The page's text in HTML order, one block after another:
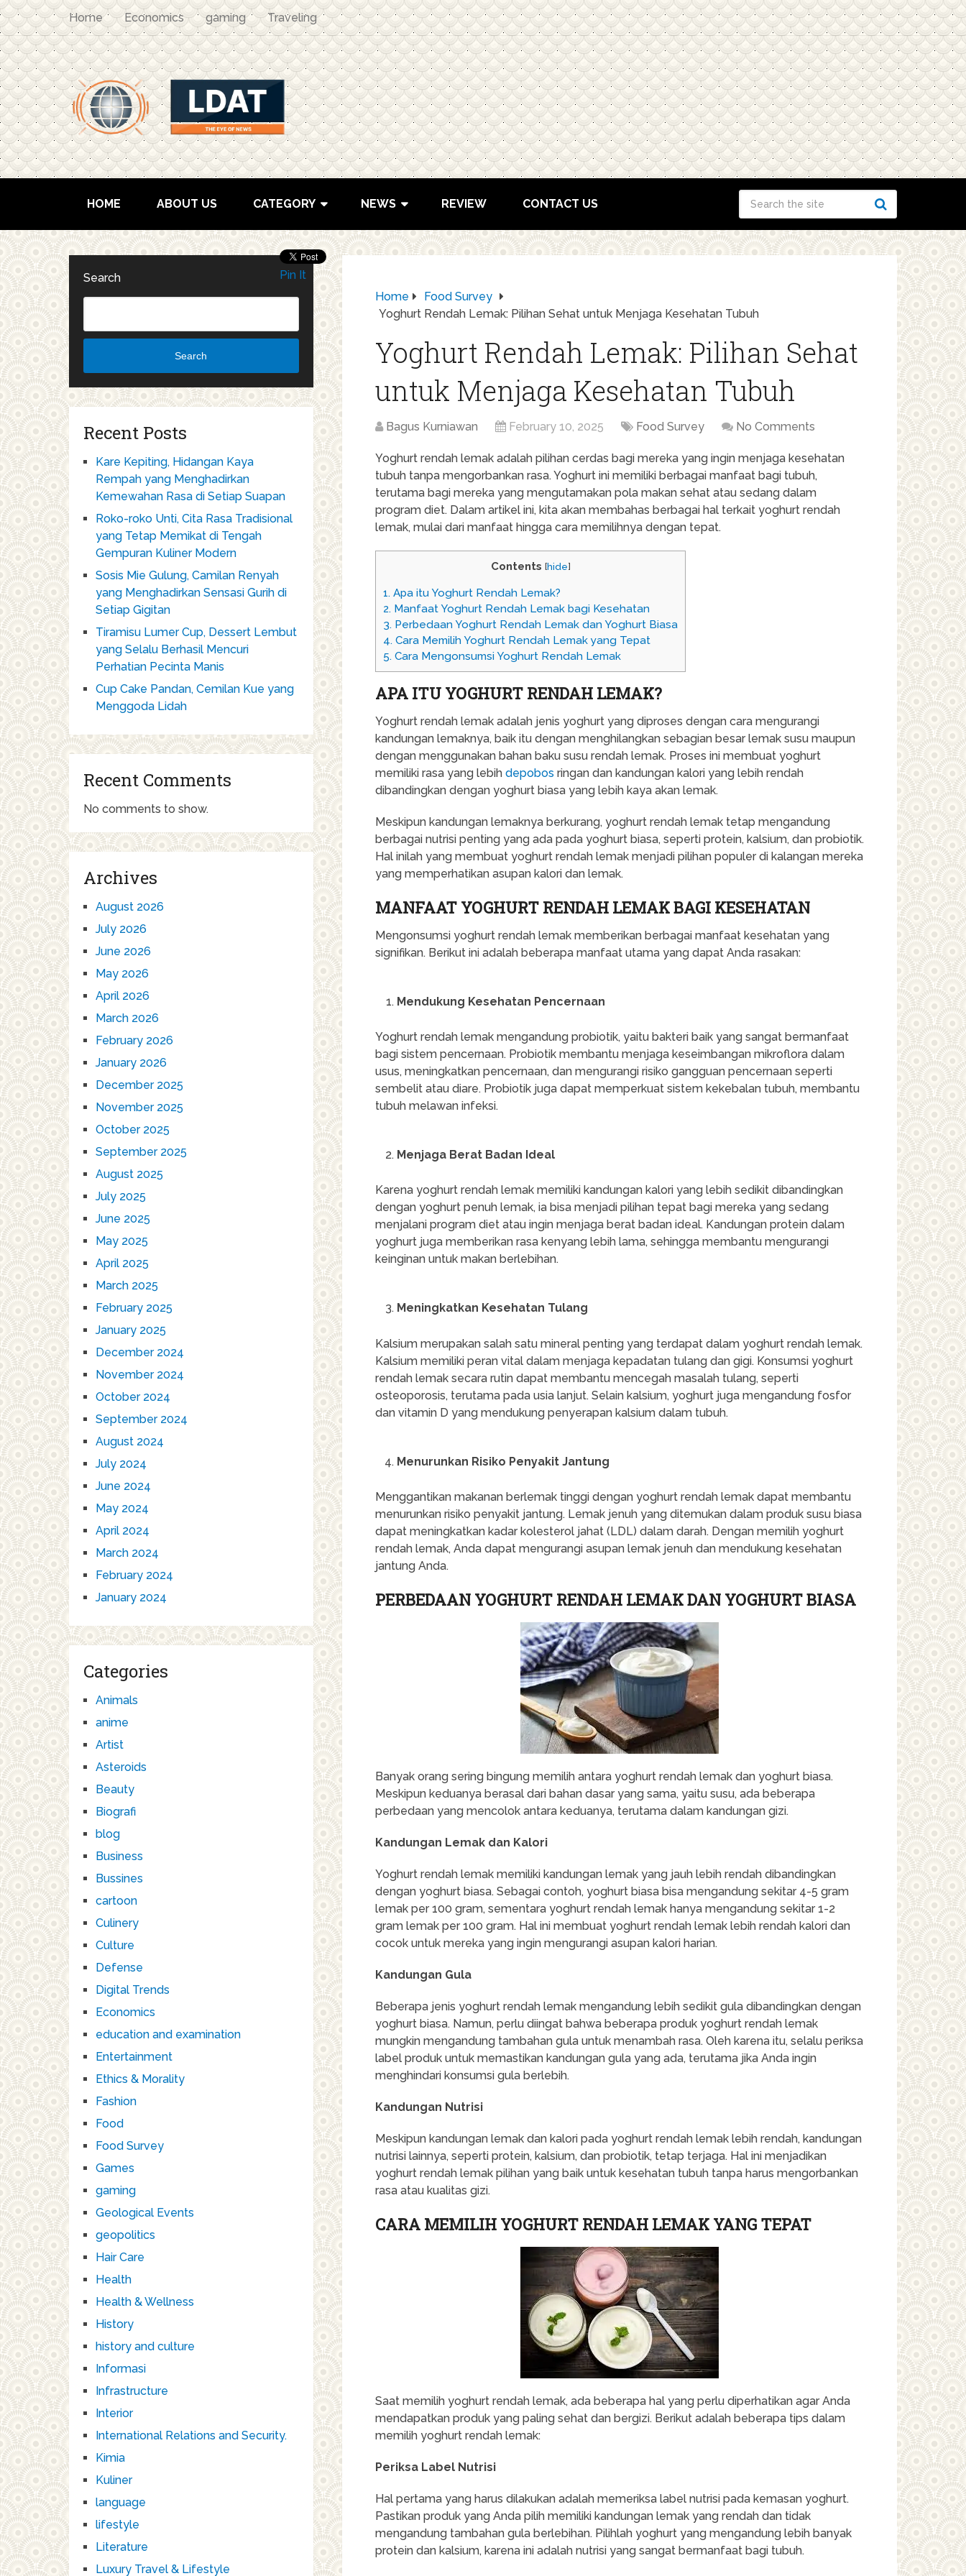
Home Economics gaming Traveling
HOME ABOUT US CATEGORY NEWS REVIEW CONTACT US
Home
Food Survey
Yoghurt Rendah Lemak: Pilihan Sehat untuk Menjaga Kesehatan Tubuh
Yoghurt Rendah Lemak: Pilihan Sehat
untuk Menjaga Kesehatan Tubuh
Bagus Kurniawan February 10, 2025 Food Survey No Comments
Yoghurt rendah lemak adalah pilihan cerdas bagi mereka yang ingin menjaga kesehatan
tubuh tanpa mengorbankan rasa. Yoghurt ini memiliki berbagai manfaat bagi tubuh,
terutama bagi mereka yang mengutamakan pola makan sehat atau sedang dalam
program diet. Dalam artikel ini, kita akan membahas berbagai hal terkait yoghurt rendah
lemak, mulai dari manfaat hingga cara memilihnya dengan tepat.
Contents [hide]
1. Apa itu Yoghurt Rendah Lemak?
2. Manfaat Yoghurt Rendah Lemak bagi Kesehatan
3. Perbedaan Yoghurt Rendah Lemak dan Yoghurt Biasa
4. Cara Memilih Yoghurt Rendah Lemak yang Tepat
5. Cara Mengonsumsi Yoghurt Rendah Lemak
APA ITU YOGHURT RENDAH LEMAK?
Yoghurt rendah lemak adalah jenis yoghurt yang diproses dengan cara mengurangi
kandungan lemaknya, baik itu dengan menghilangkan sebagian besar lemak susu maupun
dengan menggunakan bahan baku susu rendah lemak. Proses ini membuat yoghurt
memiliki rasa yang lebih depobos ringan dan kandungan kalori yang lebih rendah
dibandingkan dengan yoghurt biasa yang lebih kaya akan lemak.
Meskipun kandungan lemaknya berkurang, yoghurt rendah lemak tetap mengandung
berbagai nutrisi penting yang ada pada yoghurt biasa, seperti protein, kalsium, dan probiotik.
Hal inilah yang membuat yoghurt rendah lemak menjadi pilihan populer di kalangan mereka
yang memperhatikan asupan kalori dan lemak.
MANFAAT YOGHURT RENDAH LEMAK BAGI KESEHATAN
Mengonsumsi yoghurt rendah lemak memberikan berbagai manfaat kesehatan yang
signifikan. Berikut ini adalah beberapa manfaat utama yang dapat Anda rasakan:
Mendukung Kesehatan Pencernaan
Yoghurt rendah lemak mengandung probiotik, yaitu bakteri baik yang sangat bermanfaat
bagi sistem pencernaan. Probiotik membantu menjaga keseimbangan mikroflora dalam
usus, meningkatkan pencernaan, dan mengurangi risiko gangguan pencernaan seperti
sembelit atau diare. Probiotik juga dapat memperkuat sistem kekebalan tubuh, membantu
tubuh melawan infeksi.
Menjaga Berat Badan Ideal
Karena yoghurt rendah lemak memiliki kandungan kalori yang lebih sedikit dibandingkan
dengan yoghurt penuh lemak, ia bisa menjadi pilihan tepat bagi mereka yang sedang
menjalani program diet atau ingin menjaga berat badan ideal. Kandungan protein dalam
yoghurt juga memberikan rasa kenyang lebih lama, sehingga membantu mengurangi
keinginan untuk makan berlebihan.
Meningkatkan Kesehatan Tulang
Kalsium merupakan salah satu mineral penting yang terdapat dalam yoghurt rendah lemak.
Kalsium memiliki peran vital dalam menjaga kepadatan tulang dan gigi. Konsumsi yoghurt
rendah lemak secara rutin dapat membantu mencegah masalah tulang, seperti
osteoporosis, terutama pada usia lanjut. Selain kalsium, yoghurt juga mengandung fosfor
dan vitamin D yang mendukung penyerapan kalsium dalam tubuh.
Menurunkan Risiko Penyakit Jantung
Menggantikan makanan berlemak tinggi dengan yoghurt rendah lemak dapat membantu
menurunkan risiko penyakit jantung. Lemak jenuh yang ditemukan dalam produk susu biasa
dapat meningkatkan kadar kolesterol jahat (LDL) dalam darah. Dengan memilih yoghurt
rendah lemak, Anda dapat mengurangi asupan lemak jenuh dan mendukung kesehatan
jantung Anda.
PERBEDAAN YOGHURT RENDAH LEMAK DAN YOGHURT BIASA
Banyak orang sering bingung memilih antara yoghurt rendah lemak dan yoghurt biasa.
Meskipun keduanya berasal dari bahan dasar yang sama, yaitu susu, ada beberapa
perbedaan yang mencolok antara keduanya, terutama dalam kandungan gizi.
Kandungan Lemak dan Kalori
Yoghurt rendah lemak memiliki kandungan lemak yang jauh lebih rendah dibandingkan
dengan yoghurt biasa. Sebagai contoh, yoghurt biasa bisa mengandung sekitar 4-5 gram
lemak per 100 gram, sementara yoghurt rendah lemak hanya mengandung sekitar 1-2
gram lemak per 100 gram. Hal ini membuat yoghurt rendah lemak lebih rendah kalori dan
cocok untuk mereka yang ingin mengurangi asupan kalori harian.
Kandungan Gula
Beberapa jenis yoghurt rendah lemak mengandung lebih sedikit gula dibandingkan dengan
yoghurt biasa. Namun, perlu diingat bahwa beberapa produk yoghurt rendah lemak
mungkin mengandung tambahan gula untuk menambah rasa. Oleh karena itu, selalu periksa
label produk untuk memastikan kandungan gula yang ada, terutama jika Anda ingin
menghindari konsumsi gula berlebih.
Kandungan Nutrisi
Meskipun kandungan lemak dan kalori pada yoghurt rendah lemak lebih rendah, kandungan
nutrisi lainnya, seperti protein, kalsium, dan probiotik, tetap terjaga. Hal ini menjadikan
yoghurt rendah lemak pilihan yang baik untuk kesehatan tubuh tanpa harus mengorbankan
rasa atau kualitas gizi.
CARA MEMILIH YOGHURT RENDAH LEMAK YANG TEPAT
Saat memilih yoghurt rendah lemak, ada beberapa hal yang perlu diperhatikan agar Anda
mendapatkan produk yang paling sehat dan bergizi. Berikut adalah beberapa tips dalam
memilih yoghurt rendah lemak:
Periksa Label Nutrisi
Hal pertama yang harus dilakukan adalah memeriksa label nutrisi pada kemasan yoghurt.
Pastikan produk yang Anda pilih memiliki kandungan lemak yang rendah dan tidak
mengandung tambahan gula berlebihan. Pilihlah yoghurt yang mengandung lebih banyak
protein dan kalsium, karena ini adalah nutrisi yang sangat bermanfaat bagi tubuh.
Pin It
Search
Search
Recent Posts
Kare Kepiting, Hidangan Kaya
Rempah yang Menghadirkan
Kemewahan Rasa di Setiap Suapan
Roko-roko Unti, Cita Rasa Tradisional
yang Tetap Memikat di Tengah
Gempuran Kuliner Modern
Sosis Mie Gulung, Camilan Renyah
yang Menghadirkan Sensasi Gurih di
Setiap Gigitan
Tiramisu Lumer Cup, Dessert Lembut
yang Selalu Berhasil Mencuri
Perhatian Pecinta Manis
Cup Cake Pandan, Cemilan Kue yang
Menggoda Lidah
Recent Comments
No comments to show.
Archives
August 2026
July 2026
June 2026
May 2026
April 2026
March 2026
February 2026
January 2026
December 2025
November 2025
October 2025
September 2025
August 2025
July 2025
June 2025
May 2025
April 2025
March 2025
February 2025
January 2025
December 2024
November 2024
October 2024
September 2024
August 2024
July 2024
June 2024
May 2024
April 2024
March 2024
February 2024
January 2024
Categories
Animals
anime
Artist
Asteroids
Beauty
Biografi
blog
Business
Bussines
cartoon
Culinery
Culture
Defense
Digital Trends
Economics
education and examination
Entertainment
Ethics & Morality
Fashion
Food
Food Survey
Games
gaming
Geological Events
geopolitics
Hair Care
Health
Health & Wellness
History
history and culture
Informasi
Infrastructure
Interior
International Relations and Security.
Kimia
Kuliner
language
lifestyle
Literature
Luxury Travel & Lifestyle